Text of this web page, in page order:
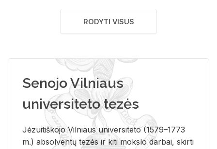
RODYTI VISUS
Senojo Vilniaus
universiteto tezės
Jėzuitiškojo Vilniaus universiteto (1579–1773
m.) absolventų tezės ir kiti mokslo darbai, skirti